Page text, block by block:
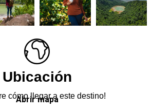
Ubicación
cómo llegar a este destino!
Abrir mapa